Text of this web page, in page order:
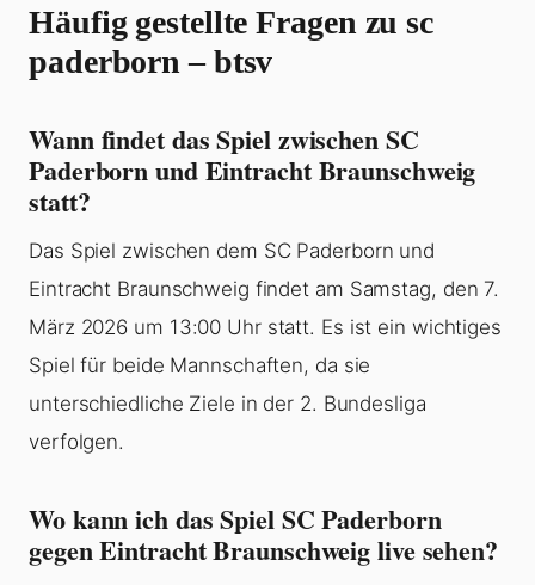
Häufig gestellte Fragen zu sc
paderborn – btsv
Wann findet das Spiel zwischen SC
Paderborn und Eintracht Braunschweig
statt?
Das Spiel zwischen dem SC Paderborn und
Eintracht Braunschweig findet am Samstag, den 7.
März 2026 um 13:00 Uhr statt. Es ist ein wichtiges
Spiel für beide Mannschaften, da sie
unterschiedliche Ziele in der 2. Bundesliga
verfolgen.
Wo kann ich das Spiel SC Paderborn
gegen Eintracht Braunschweig live sehen?